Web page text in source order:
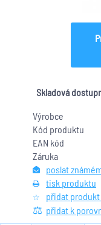
Výrobce
Kód produktu
EAN kód
Záruka
poslat
tisk produktu
přidat
přidat k
Skladová